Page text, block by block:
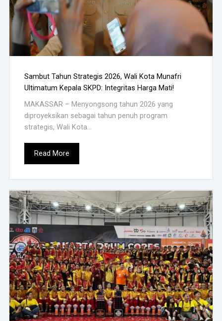
Sambut Tahun Strategis 2026, Wali Kota Munafri
Ultimatum Kepala SKPD: Integritas Harga Mati!
MAKASSAR – Menyongsong tahun 2026 yang
diproyeksikan sebagai tahun penuh program
strategis, Wali Kota...
Read More